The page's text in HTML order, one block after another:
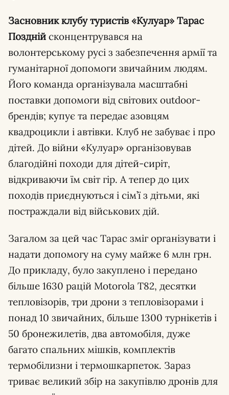
Засновник клубу туристів «Кулуар» Тарас
Поздній сконцентрувався на
волонтерському русі з забезпечення армії та
гуманітарної допомоги звичайним людям.
Його команда організувала масштабні
поставки допомоги від світових outdoor-
брендів; купує та передає азовцям
квадроцикли і автівки. Клуб не забуває і про
дітей. До війни «Кулуар» організовував
благодійні походи для дітей-сиріт,
відкриваючи їм світ гір. А тепер до цих
походів приєднуються і сім’ї з дітьми, які
постраждали від військових дій.
Загалом за цей час Тарас зміг організувати і
надати допомогу на суму майже 6 млн грн.
До прикладу, було закуплено і передано
більше 1630 рацій Motorola T82, десятки
тепловізорів, три дрони з тепловізорами і
понад 10 звичайних, більше 1300 турнікетів і
50 бронежилетів, два автомобіля, дуже
багато спальних мішків, комплектів
термобілизни і термошкарпеток. Зараз
триває великий збір на закупівлю дронів для